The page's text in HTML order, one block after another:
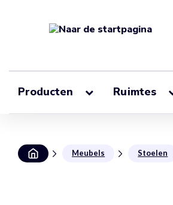
Producten Ruimtes
Meubels Stoelen